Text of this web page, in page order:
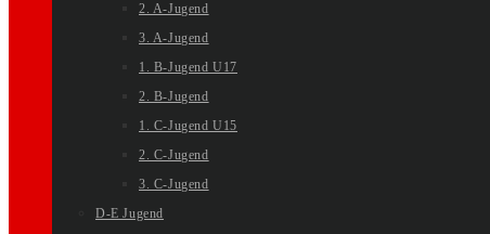
2. A-Jugend
3. A-Jugend
1. B-Jugend U17
2. B-Jugend
1. C-Jugend U15
2. C-Jugend
3. C-Jugend
D-E Jugend